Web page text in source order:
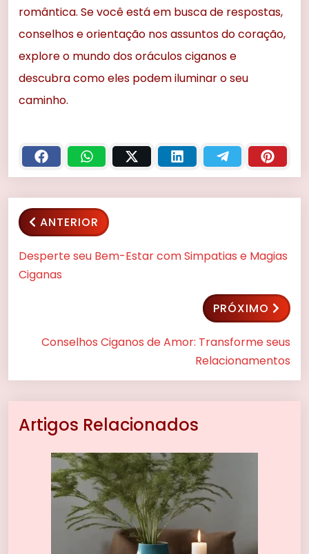
romântica. Se você está em busca de respostas,
conselhos e orientação nos assuntos do coração,
explore o mundo dos oráculos ciganos e
descubra como eles podem iluminar o seu
caminho.
ANTERIOR
Desperte seu Bem-Estar com Simpatias e Magias
Ciganas
PRÓXIMO
Conselhos Ciganos de Amor: Transforme seus
Relacionamentos
Artigos Relacionados